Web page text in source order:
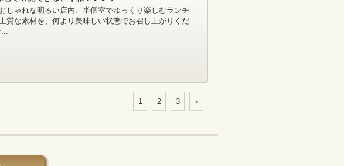
しゃれな明るい店内、半個室でゆっくり楽しむランチ
質な素材を、何より美味しい状態でお召し上がりくだ
1 2 3 ＞